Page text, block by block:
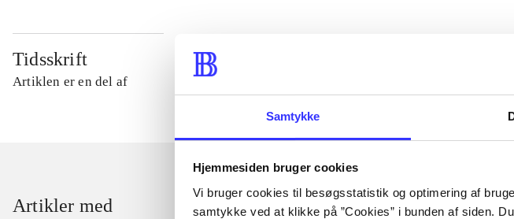
Samtykke
Hjemmesiden bruger cookies
Vi bruger cookies til besøgsstatistik og optimering af
samtykke ved at klikke på ”Cookies” i bunden af siden.
Tidsskrift
Artiklen er en del af
Artikler med